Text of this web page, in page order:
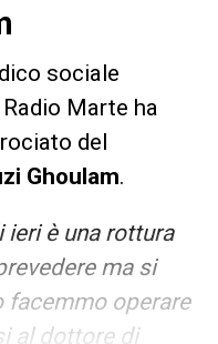
sociale
Marte ha
del
Ghoulam.
è una rottura
ma si
facemmo operare
al dottore di